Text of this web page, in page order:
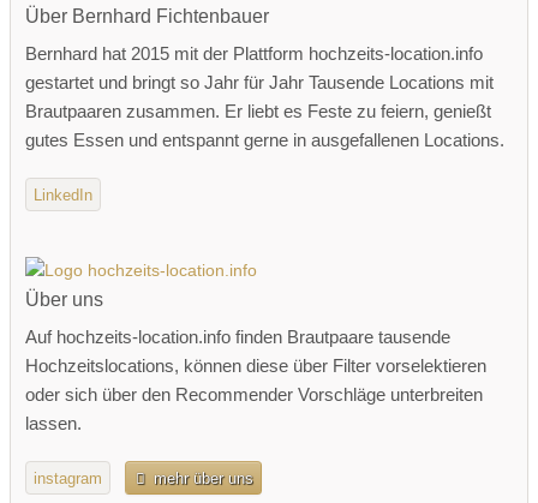
Über Bernhard Fichtenbauer
Bernhard hat 2015 mit der Plattform hochzeits-location.info
gestartet und bringt so Jahr für Jahr Tausende Locations mit
Brautpaaren zusammen. Er liebt es Feste zu feiern, genießt
gutes Essen und entspannt gerne in ausgefallenen Locations.
LinkedIn
Über uns
Auf hochzeits-location.info finden Brautpaare tausende
Hochzeitslocations, können diese über Filter vorselektieren
oder sich über den Recommender Vorschläge unterbreiten
lassen.
instagram mehr über uns